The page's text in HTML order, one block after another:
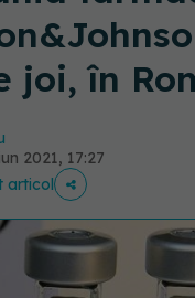
joi, în
2021, 17:27
articol